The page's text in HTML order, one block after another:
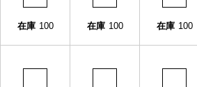
在庫 100 在庫 100 在庫 100